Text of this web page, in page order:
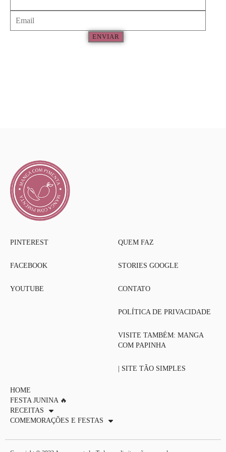
ENVIAR
PINTEREST
FACEBOOK
YOUTUBE
QUEM FAZ
STORIES GOOGLE
CONTATO
POLÍTICA DE PRIVACIDADE
VISITE TAMBÉM: MANGA
COM PAPINHA
| SITE TÃO SIMPLES
HOME
FESTA JUNINA 🔥
RECEITAS
COMEMORAÇÕES E FESTAS